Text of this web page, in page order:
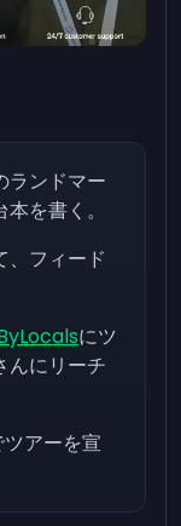
ランドマー
を書く。
、フィード
にツ
んにリーチ
アーを宣